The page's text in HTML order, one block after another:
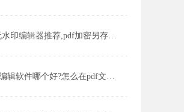
pdf无水印编辑器推荐,pdf加密另存怎么操作?
福昕编辑软件哪个好?怎么在pdf文件里插入图片?